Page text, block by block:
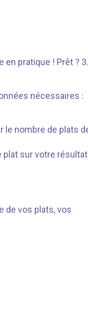
en pratique ! Prêt ?
nécessaires :
le nombre de plats
plat sur votre résultat
de vos plats, vos